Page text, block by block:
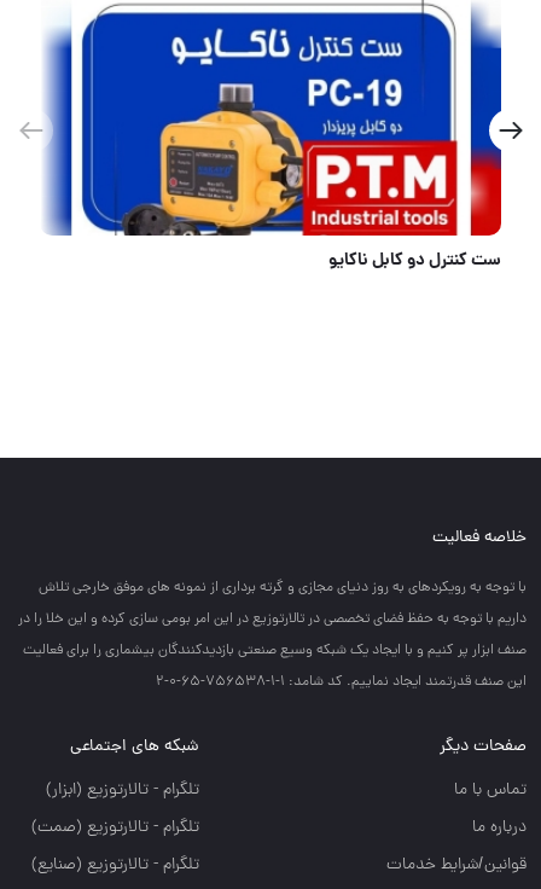
ست کنترل دو کابل ناکایو
خلاصه فعالیت
با توجه به رويكردهاي به روز دنياي مجازي و گرته برداري از نمونه هاي موفق خارجي تلاش
داريم با توجه به حفظ فضاي تخصصي در تالارتوزيع در اين امر بومي سازي كرده و اين خلا را در
صنف ابزار پر كنيم و با ايجاد يك شبكه وسيع صنعتي بازديدكنندگان بيشماري را براي فعاليت
اين صنف قدرتمند ايجاد نماييم. کد شامد: 1-1-756538-65-0-2
صفحات دیگر
تماس با ما
درباره ما
قوانین/شرایط خدمات
شبکه های اجتماعی
تلگرام - تالارتوزيع (ابزار)
تلگرام - تالارتوزيع (صمت)
تلگرام - تالارتوزيع (صنايع)